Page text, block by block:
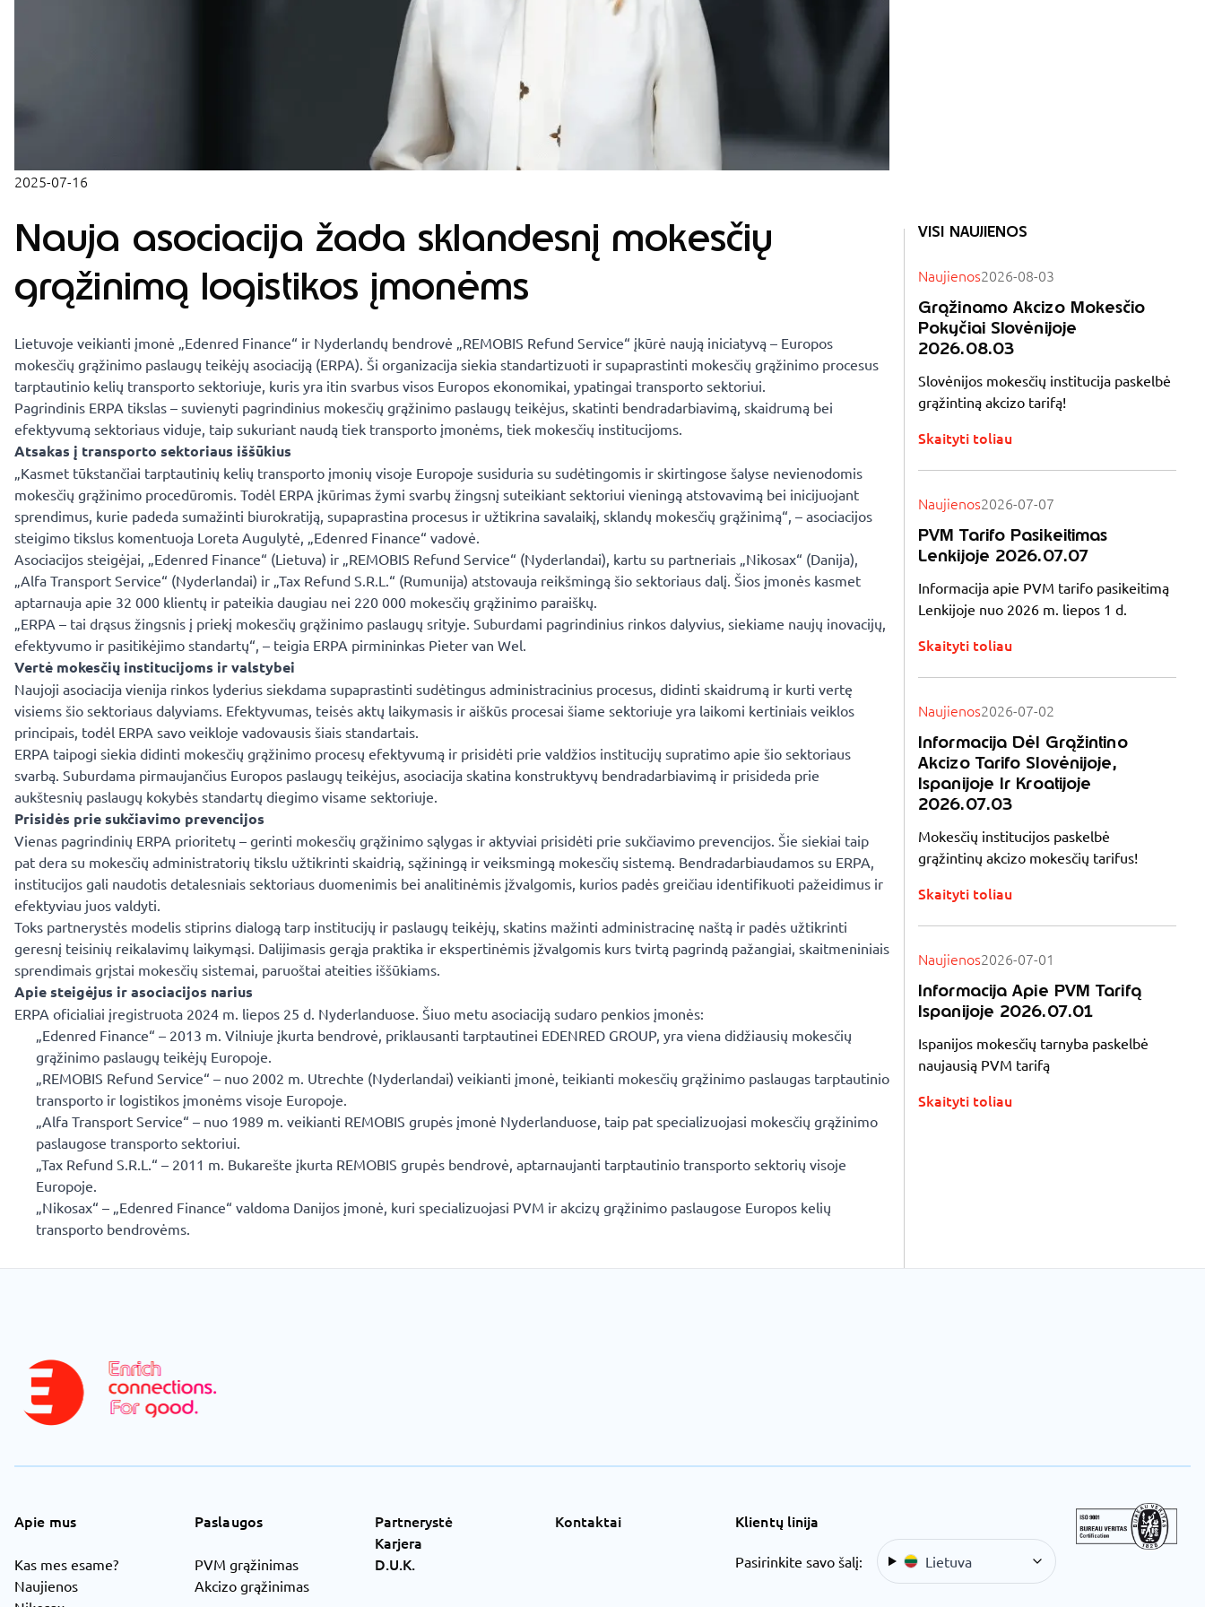
2025-07-16
Nauja asociacija žada sklandesnį mokesčių
grąžinimą logistikos įmonėms
Lietuvoje veikianti įmonė „Edenred Finance“ ir Nyderlandų bendrovė „REMOBIS Refund Service“ įkūrė naują iniciatyvą – Europos
mokesčių grąžinimo paslaugų teikėjų asociaciją (ERPA). Ši organizacija siekia standartizuoti ir supaprastinti mokesčių grąžinimo procesus
tarptautinio kelių transporto sektoriuje, kuris yra itin svarbus visos Europos ekonomikai, ypatingai transporto sektoriui.
Pagrindinis ERPA tikslas – suvienyti pagrindinius mokesčių grąžinimo paslaugų teikėjus, skatinti bendradarbiavimą, skaidrumą bei
efektyvumą sektoriaus viduje, taip sukuriant naudą tiek transporto įmonėms, tiek mokesčių institucijoms.
Atsakas į transporto sektoriaus iššūkius
„Kasmet tūkstančiai tarptautinių kelių transporto įmonių visoje Europoje susiduria su sudėtingomis ir skirtingose šalyse nevienodomis
mokesčių grąžinimo procedūromis. Todėl ERPA įkūrimas žymi svarbų žingsnį suteikiant sektoriui vieningą atstovavimą bei inicijuojant
sprendimus, kurie padeda sumažinti biurokratiją, supaprastina procesus ir užtikrina savalaikį, sklandų mokesčių grąžinimą“, – asociacijos
steigimo tikslus komentuoja Loreta Augulytė, „Edenred Finance“ vadovė.
Asociacijos steigėjai, „Edenred Finance“ (Lietuva) ir „REMOBIS Refund Service“ (Nyderlandai), kartu su partneriais „Nikosax“ (Danija),
„Alfa Transport Service“ (Nyderlandai) ir „Tax Refund S.R.L.“ (Rumunija) atstovauja reikšmingą šio sektoriaus dalį. Šios įmonės kasmet
aptarnauja apie 32 000 klientų ir pateikia daugiau nei 220 000 mokesčių grąžinimo paraiškų.
„ERPA – tai drąsus žingsnis į priekį mokesčių grąžinimo paslaugų srityje. Suburdami pagrindinius rinkos dalyvius, siekiame naujų inovacijų,
efektyvumo ir pasitikėjimo standartų“, – teigia ERPA pirmininkas Pieter van Wel.
Vertė mokesčių institucijoms ir valstybei
Naujoji asociacija vienija rinkos lyderius siekdama supaprastinti sudėtingus administracinius procesus, didinti skaidrumą ir kurti vertę
visiems šio sektoriaus dalyviams. Efektyvumas, teisės aktų laikymasis ir aiškūs procesai šiame sektoriuje yra laikomi kertiniais veiklos
principais, todėl ERPA savo veikloje vadovausis šiais standartais.
ERPA taipogi siekia didinti mokesčių grąžinimo procesų efektyvumą ir prisidėti prie valdžios institucijų supratimo apie šio sektoriaus
svarbą. Suburdama pirmaujančius Europos paslaugų teikėjus, asociacija skatina konstruktyvų bendradarbiavimą ir prisideda prie
aukštesnių paslaugų kokybės standartų diegimo visame sektoriuje.
Prisidės prie sukčiavimo prevencijos
Vienas pagrindinių ERPA prioritetų – gerinti mokesčių grąžinimo sąlygas ir aktyviai prisidėti prie sukčiavimo prevencijos. Šie siekiai taip
pat dera su mokesčių administratorių tikslu užtikrinti skaidrią, sąžiningą ir veiksmingą mokesčių sistemą. Bendradarbiaudamos su ERPA,
institucijos gali naudotis detalesniais sektoriaus duomenimis bei analitinėmis įžvalgomis, kurios padės greičiau identifikuoti pažeidimus ir
efektyviau juos valdyti.
Toks partnerystės modelis stiprins dialogą tarp institucijų ir paslaugų teikėjų, skatins mažinti administracinę naštą ir padės užtikrinti
geresnį teisinių reikalavimų laikymąsi. Dalijimasis gerąja praktika ir ekspertinėmis įžvalgomis kurs tvirtą pagrindą pažangiai, skaitmeniniais
sprendimais grįstai mokesčių sistemai, paruoštai ateities iššūkiams.
Apie steigėjus ir asociacijos narius
ERPA oficialiai įregistruota 2024 m. liepos 25 d. Nyderlanduose. Šiuo metu asociaciją sudaro penkios įmonės:
„Edenred Finance“ – 2013 m. Vilniuje įkurta bendrovė, priklausanti tarptautinei EDENRED GROUP, yra viena didžiausių mokesčių
grąžinimo paslaugų teikėjų Europoje.
„REMOBIS Refund Service“ – nuo 2002 m. Utrechte (Nyderlandai) veikianti įmonė, teikianti mokesčių grąžinimo paslaugas tarptautinio
transporto ir logistikos įmonėms visoje Europoje.
„Alfa Transport Service“ – nuo 1989 m. veikianti REMOBIS grupės įmonė Nyderlanduose, taip pat specializuojasi mokesčių grąžinimo
paslaugose transporto sektoriui.
„Tax Refund S.R.L.“ – 2011 m. Bukarešte įkurta REMOBIS grupės bendrovė, aptarnaujanti tarptautinio transporto sektorių visoje
Europoje.
„Nikosax“ – „Edenred Finance“ valdoma Danijos įmonė, kuri specializuojasi PVM ir akcizų grąžinimo paslaugose Europos kelių
transporto bendrovėms.
VISI NAUJIENOS
Naujienos2026-08-03
Grąžinamo Akcizo Mokesčio
Pokyčiai Slovėnijoje
2026.08.03
Slovėnijos mokesčių institucija paskelbė
grąžintiną akcizo tarifą!
Skaityti toliau
Naujienos2026-07-07
PVM Tarifo Pasikeitimas
Lenkijoje 2026.07.07
Informacija apie PVM tarifo pasikeitimą
Lenkijoje nuo 2026 m. liepos 1 d.
Skaityti toliau
Naujienos2026-07-02
Informacija Dėl Grąžintino
Akcizo Tarifo Slovėnijoje,
Ispanijoje Ir Kroatijoje
2026.07.03
Mokesčių institucijos paskelbė
grąžintinų akcizo mokesčių tarifus!
Skaityti toliau
Naujienos2026-07-01
Informacija Apie PVM Tarifą
Ispanijoje 2026.07.01
Ispanijos mokesčių tarnyba paskelbė
naujausią PVM tarifą
Skaityti toliau
Apie mus
Kas mes esame?
Naujienos
Paslaugos
PVM grąžinimas
Akcizo grąžinimas
Partnerystė
Karjera
D.U.K.
Kontaktai Klientų linija
Pasirinkite savo šalį: Lietuva